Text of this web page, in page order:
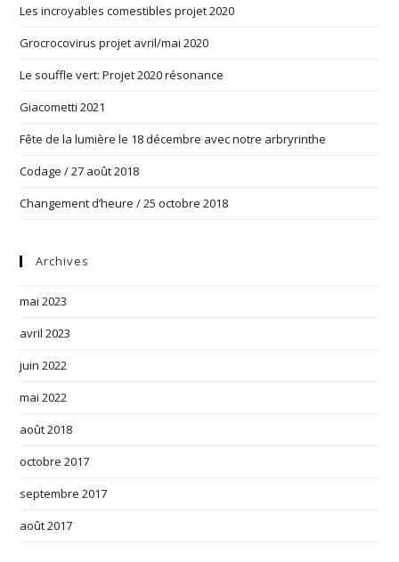
Les incroyables comestibles projet 2020
Grocrocovirus projet avril/mai 2020
Le souffle vert: Projet 2020 résonance
Giacometti 2021
Fête de la lumière le 18 décembre avec notre arbryrinthe
Codage / 27 août 2018
Changement d’heure / 25 octobre 2018
Archives
mai 2023
avril 2023
juin 2022
mai 2022
août 2018
octobre 2017
septembre 2017
août 2017